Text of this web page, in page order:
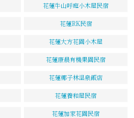
花蓮牛山呼庭小木屋民宿
花蓮RK民宿
花蓮大方花園小木屋
花蓮康晨有機果園民宿
花蓮椰子林溫泉飯店
花蓮養和屋民宿
花蓮加家花園民宿